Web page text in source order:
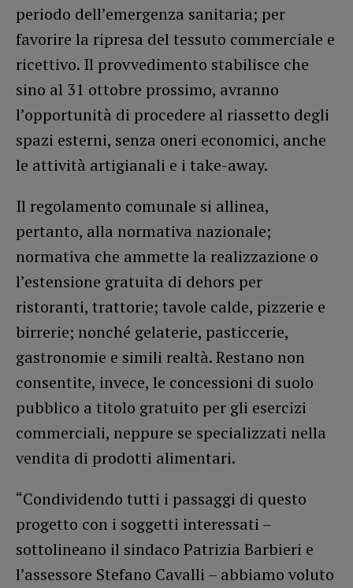
periodo dell’emergenza sanitaria; per
favorire la ripresa del tessuto commerciale e
ricettivo. Il provvedimento stabilisce che
sino al 31 ottobre prossimo, avranno
l’opportunità di procedere al riassetto degli
spazi esterni, senza oneri economici, anche
le attività artigianali e i take-away.
Il regolamento comunale si allinea,
pertanto, alla normativa nazionale;
normativa che ammette la realizzazione o
l’estensione gratuita di dehors per
ristoranti, trattorie; tavole calde, pizzerie e
birrerie; nonché gelaterie, pasticcerie,
gastronomie e simili realtà. Restano non
consentite, invece, le concessioni di suolo
pubblico a titolo gratuito per gli esercizi
commerciali, neppure se specializzati nella
vendita di prodotti alimentari.
“Condividendo tutti i passaggi di questo
progetto con i soggetti interessati –
sottolineano il sindaco Patrizia Barbieri e
l’assessore Stefano Cavalli – abbiamo voluto